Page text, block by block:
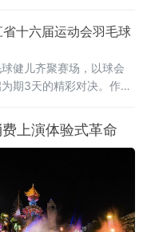
，这标志着哈黑绥三地
化协同共治机制正式落
作，重在立足黑龙江对
文旅治理难题的创新实
游协同监管空白。据介
十六届运动会羽毛球
健儿齐聚赛场，以球会
期3天的精彩对决。作为
据了解，比赛共设置
、男子双打、女子双
打七大竞赛项目，全面
别，为
上演体验式革命